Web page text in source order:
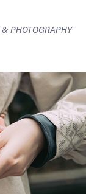
PHOTOGRAPHY